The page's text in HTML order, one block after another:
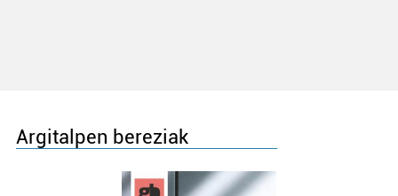
Argitalpen bereziak